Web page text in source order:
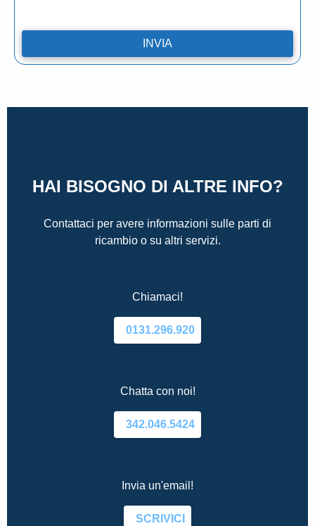
HAI BISOGNO DI ALTRE INFO?
Contattaci per avere informazioni sulle parti di
ricambio o su altri servizi.
Chiamaci!
0131.296.920
Chatta con noi!
342.046.5424
Invia un'email!
SCRIVICI